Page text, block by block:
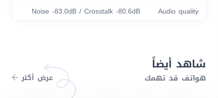
Audio quality
Noise -83.0dB / Crosstalk -80.6dB
شاهد أيضاً
هواتف قد تهمك عرض أكتر